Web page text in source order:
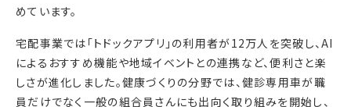
めています。
宅配事業では「トドックアプリ」の利用者が12万人を突破し、AI
によるおすすめ機能や地域イベントとの連携など、便利さと楽
しさが進化しました。健康づくりの分野では、健診専用車が職
員だけでなく一般の組合員さんにも出向く取り組みを開始し、